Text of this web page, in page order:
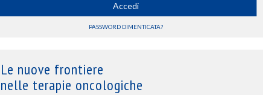
Accedi
PASSWORD DIMENTICATA?
Le nuove frontiere
nelle terapie oncologiche